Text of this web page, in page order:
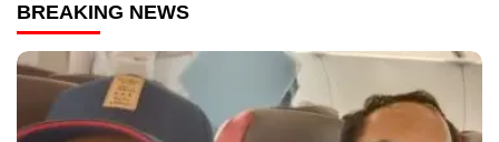
BREAKING NEWS